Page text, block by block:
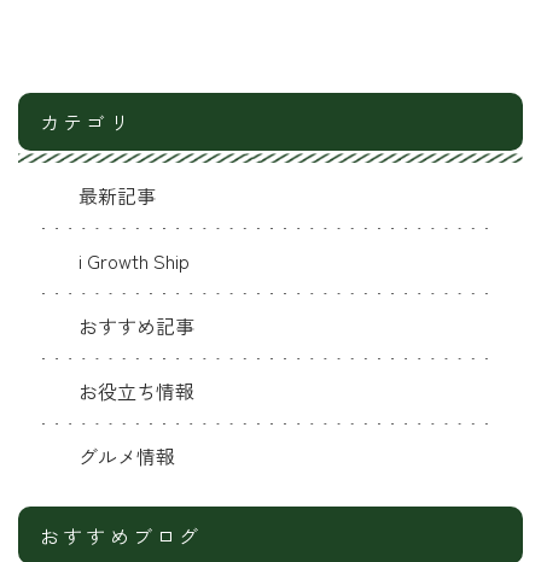
カテゴリ
最新記事
i Growth Ship
おすすめ記事
お役立ち情報
グルメ情報
おすすめブログ